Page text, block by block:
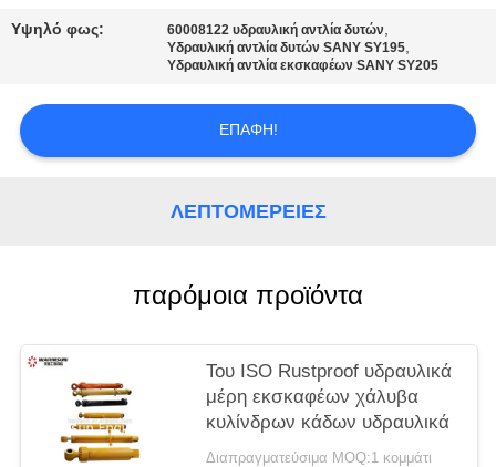
POLICY
Υψηλό φως: 60008122 υδραυλική αντλία δυτών,
Υδραυλική αντλία δυτών SANY SY195,
Υδραυλική αντλία εκσκαφέων SANY SY205
ΕΠΑΦΉ!
ΛΕΠΤΟΜΈΡΕΙΕΣ
παρόμοια προϊόντα
Του ISO Rustproof υδραυλικά
μέρη εκσκαφέων χάλυβα
κυλίνδρων κάδων υδραυλικά
Διαπραγματεύσιμα MOQ:1 κομμάτι